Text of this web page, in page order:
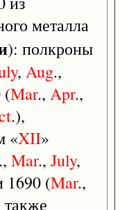
металла
): полкроны
, Aug.,
(Mar., Apr.,
.),
«XII»
., Mar., July,
1690 (Mar.,
также